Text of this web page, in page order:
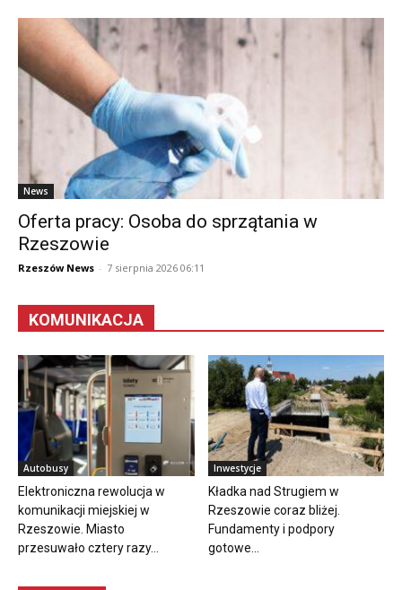
News
Oferta pracy: Osoba do sprzątania w
Rzeszowie
Rzeszów News - 7 sierpnia 2026 06:11
KOMUNIKACJA
Autobusy
Elektroniczna rewolucja w
komunikacji miejskiej w
Rzeszowie. Miasto
przesuwało cztery razy...
Inwestycje
Kładka nad Strugiem w
Rzeszowie coraz bliżej.
Fundamenty i podpory
gotowe...